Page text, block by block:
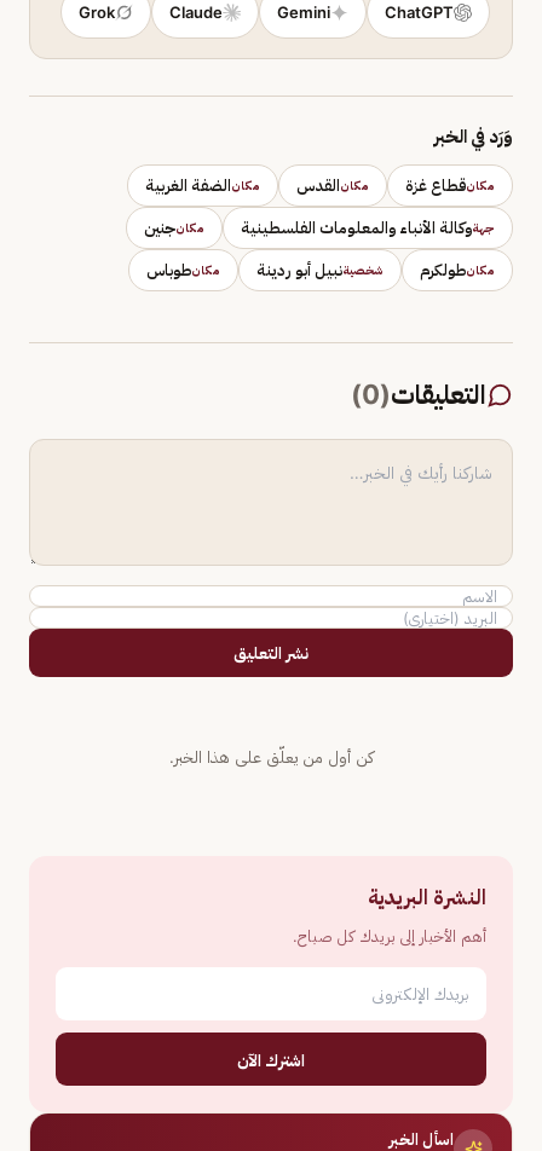
ChatGPT
Gemini
Claude
Grok
وَرَد في الخبر
مكانقطاع غزة مكانالقدس مكانالضفة الغربية
جهةوكالة الأنباء والمعلومات الفلسطينية مكانجنين
مكانطولكرم شخصيةنبيل أبو ردينة مكانطوباس
التعليقات(
0
)
نشر التعليق
كن أول من يعلّق على هذا الخبر.
النشرة البريدية
أهم الأخبار إلى بريدك كل صباح.
اشترك الآن
اسأل الخبر